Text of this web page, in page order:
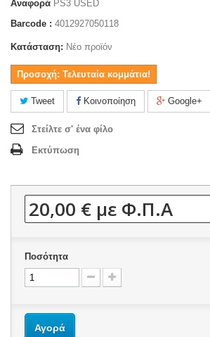
Αναφορά PS3 USED
Barcode : 4012927050118
Κατάσταση: Νέο προϊόν
Προσοχή: Τελευταία κομμάτια!
Tweet Κοινοποίηση Google+
Στείλτε σ' ένα φίλο
Εκτύπωση
20,00 € με Φ.Π.Α
Ποσότητα
Αγορά